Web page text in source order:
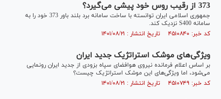
373 از رقیب روس خود پیشی می‌گیرد؟
جمهوری اسلامی ایران توانسته با ساخت سامانه برد بلند باور 373 خود را به
سامانه S400 نزدیک کند.
کد خبر: ۴۵۱۰۸۴۰ تاریخ انتشار : ۱۴۰۱/۰۸/۲۱
ویژگی‌های موشک استراتژیک جدید ایران
بر اساس اعلام فرمانده نیروی هوافضای سپاه بزودی از جدید ایران رونمایی
می‌شود، اما ویژگی‌های این موشک استراتژیک چیست؟
کد خبر: ۴۵۱۰۷۴۹ تاریخ انتشار : ۱۴۰۱/۰۸/۲۱